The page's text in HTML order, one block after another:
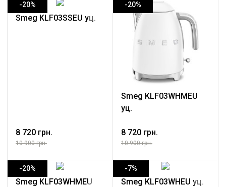
-20%
Smeg KLF03SSEU уц.
8 720 грн.
10 900 грн.
-20%
Smeg KLF03WHMEU
уц.
8 720 грн.
10 900 грн.
-20%
Smeg KLF03WHMEU
-7%
Smeg KLF03WHEU уц.